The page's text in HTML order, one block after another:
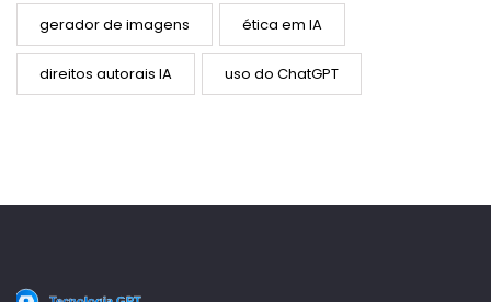
gerador de imagens ética em IA
direitos autorais IA uso do ChatGPT